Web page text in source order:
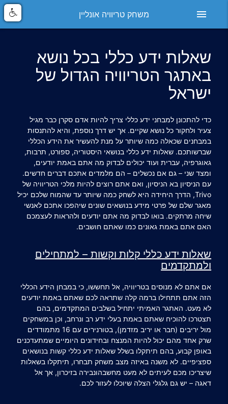
menu משחק טריוויה אונליין
שאלות ידע כללי בכל נושא
באתגר הטריוויה הגדול של
ישראל
כדי להתכונן למבחני ידע כללי צריך להיות אדם סקרן כבר מגיל
צעיר ולחקור כל נושא שקיים. אך יש דרך נוספת, והיא להתנסות
במבחנים שכאלה כמה שיותר על מנת להעשיר את הידע הכללי
שברשותכם. שאלות ידע כללי בנושאי היסטוריה, ספורט, תרבות,
גאוגרפיה, עברית ועוד יכולים לבדוק מה אתם באמת יודעים,
ומצד שני – גם אם נכשלים – הם מלמדים אתכם דברים חדשים.
עם הניסיון בא הניסיון, ואם אתם רוצים להיות מלכי הטריוויה של
Trivo, הדרך היחידה היא לשחק כמה שיותר עד שהמוח שלכם יכיל
מאגר שלם של פרטי מידע בנושאים שונים שיהפכו אתכם לאנשי
שיחה מרתקים. בואו לבדוק מה אתם יודעים ולהראות לעצמכם
האם אתם באמת גאונים כמו שאתם חושבים.
שאלות ידע כללי קלות וקשות – למתחילים
ולמתקדמים
אם אתם לא מנוסים בטריוויה, אל תחששו, כי במבחן הידע הכללי
הזה אתם תתחילו ברמה קלה שתראה לכם שאתם באמת יודעים
לא מעט. האתגר האמיתי יתחיל בשלבים המתקדמים, בהם
תצטרכו להוכיח שאתם באמת בעלי ידע רב ונרחב, וכן במשחקים
מול יריבים (חבר או יריב מזדמן), בטורנירים עם 16 מתמודדים
שרק אחד מהם יכול להיות המנצח ובחידונים היומיים שמתעדכנים
באופן קבוע, בהם תיתקלו בשלל שאלות ידע כללי קשות בנושאים
ספציפיים. לא משנה באיזה מצב משחק תבחרו, תיתקלו בשאלות
שיצריכו מכם לעיתים לא מעט מחשבהונבירה בזיכרון, אך אל
דאגה – יש גם גלגלי הצלה שיוכלו לעזור לכם.